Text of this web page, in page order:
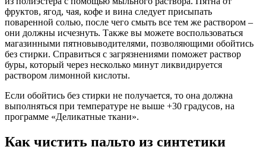
фруктов, ягод, чая, кофе и вина следует присыпать
поваренной солью, после чего смыть все тем же раствором –
они должны исчезнуть. Также вы можете воспользоваться
магазинными пятновыводителями, позволяющими обойтись
без стирки. Справиться с загрязнениями поможет раствор
буры, который через несколько минут ликвидируется
раствором лимонной кислоты.
Если обойтись без стирки не получается, то она должна
выполняться при температуре не выше +30 градусов, на
программе «Деликатные ткани».
Как чистить пальто из синтетики